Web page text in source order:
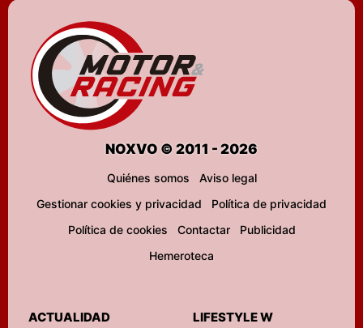
NOXVO © 2011 - 2026
Quiénes somos
Aviso legal
Gestionar cookies y privacidad
Política de privacidad
Política de cookies
Contactar
Publicidad
Hemeroteca
ACTUALIDAD
LIFESTYLE W